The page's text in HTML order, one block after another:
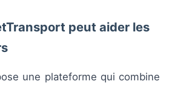
peut aider les
une plateforme qui combine